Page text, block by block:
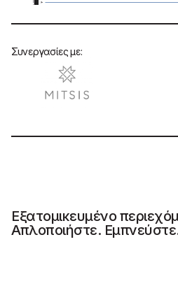
Συνεργασίες με:
Εξατομικευμένο
Απλοποιήστε.